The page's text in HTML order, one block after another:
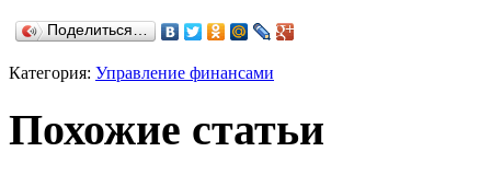
Поделиться…
Категория: Управление финансами
Похожие статьи